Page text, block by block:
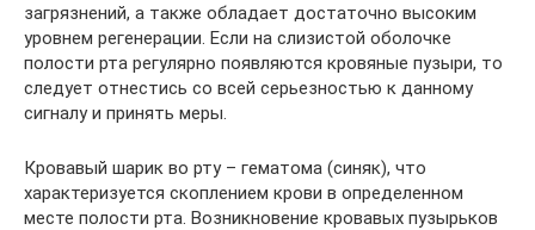
загрязнений, а также обладает достаточно высоким
уровнем регенерации. Если на слизистой оболочке
полости рта регулярно появляются кровяные пузыри, то
следует отнестись со всей серьезностью к данному
сигналу и принять меры.
Кровавый шарик во рту – гематома (синяк), что
характеризуется скоплением крови в определенном
месте полости рта. Возникновение кровавых пузырьков